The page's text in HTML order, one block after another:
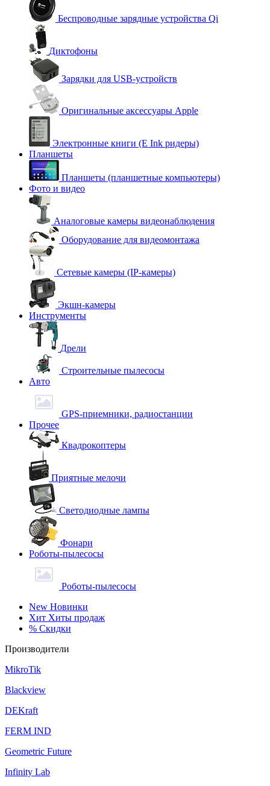
Беспроводные зарядные устройства Qi
Диктофоны
Зарядки для USB-устройств
Оригинальные аксессуары Apple
Электронные книги (E Ink ридеры)
Планшеты
Планшеты (планшетные компьютеры)
Фото и видео
Аналоговые камеры видеонаблюдения
Оборудование для видеомонтажа
Сетевые камеры (IP-камеры)
Экшн-камеры
Инструменты
Дрели
Строительные пылесосы
Авто
GPS-приемники, радиостанции
Прочее
Квадрокоптеры
Приятные мелочи
Светодиодные лампы
Фонари
Роботы-пылесосы
Роботы-пылесосы
New Новинки
Хит Хиты продаж
% Скидки
Производители
MikroTik
Blackview
DEKraft
FERM IND
Geometric Future
Infinity Lab